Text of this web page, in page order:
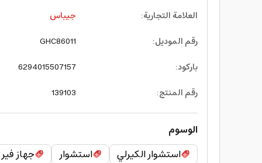
العلامة التجارية:
جيباس
رقم الموديل:
GHC86011
باركود:
6294015507157
رقم المنتج:
139103
الوسوم
استشوار الكيرلي
استشوار جهاز